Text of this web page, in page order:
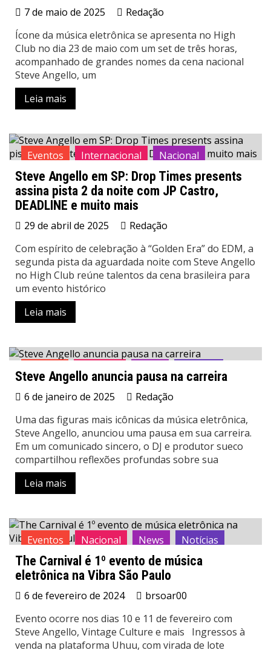
7 de maio de 2025
Redação
Ícone da música eletrônica se apresenta no High
Club no dia 23 de maio com um set de três horas,
acompanhado de grandes nomes da cena nacional
Steve Angello, um
Leia mais
Eventos Internacional
Nacional
News
Notícias
Steve Angello em SP: Drop Times presents
assina pista 2 da noite com JP Castro,
DEADLINE e muito mais
29 de abril de 2025
Redação
Com espírito de celebração à “Golden Era” do EDM, a
segunda pista da aguardada noite com Steve Angello
no High Club reúne talentos da cena brasileira para
um evento histórico
Leia mais
Artistas Nacional Notícias
Steve Angello anuncia pausa na carreira
6 de janeiro de 2025
Redação
Uma das figuras mais icônicas da música eletrônica,
Steve Angello, anunciou uma pausa em sua carreira.
Em um comunicado sincero, o DJ e produtor sueco
compartilhou reflexões profundas sobre sua
Leia mais
Eventos Nacional News Notícias
The Carnival é 1º evento de música
eletrônica na Vibra São Paulo
6 de fevereiro de 2024
brsoar00
Evento ocorre nos dias 10 e 11 de fevereiro com
Steve Angello, Vintage Culture e mais Ingressos à
venda na plataforma Uhuu, com virada de lote